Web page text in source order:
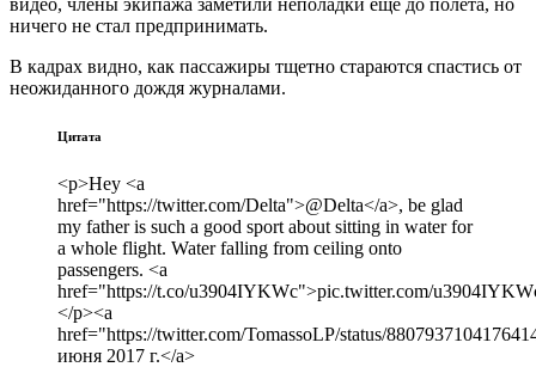
видео, члены экипажа заметили неполадки еще до полета, но
ничего не стал предпринимать.
В кадрах видно, как пассажиры тщетно стараются спастись от
неожиданного дождя журналами.
Цитата
<p>Hey <a
href="https://twitter.com/Delta">@Delta</a>, be glad
my father is such a good sport about sitting in water for
a whole flight. Water falling from ceiling onto
passengers. <a
href="https://t.co/u3904IYKWc">pic.twitter.com/
</p><a
href="https://twitter.com/TomassoLP/status/
июня 2017 г.</a>